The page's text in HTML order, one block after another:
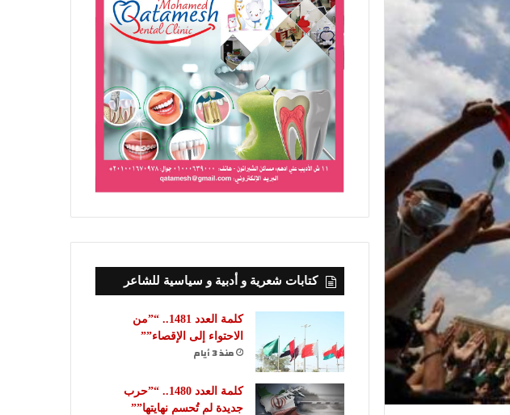
كتابات شعرية و أدبية و سياسية للشاعر
كلمة العدد 1481.. “”من
الاحتواء إلى الإقصاء””
منذ 3 أيام
كلمة العدد 1480.. “”حرب
جديدة لم تُحسم نهايتها””